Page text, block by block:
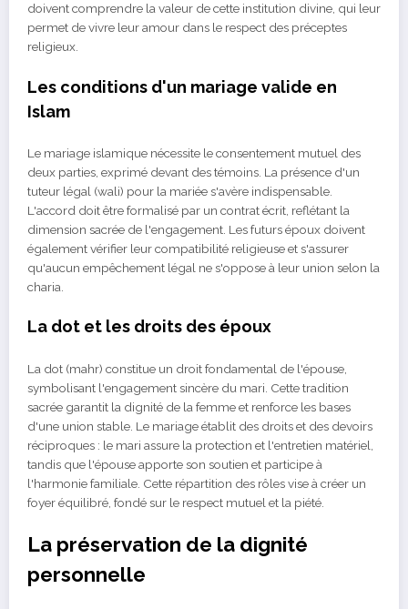
doivent comprendre la valeur de cette institution divine, qui leur
permet de vivre leur amour dans le respect des préceptes
religieux.
Les conditions d'un mariage valide en
Islam
Le mariage islamique nécessite le consentement mutuel des
deux parties, exprimé devant des témoins. La présence d'un
tuteur légal (wali) pour la mariée s'avère indispensable.
L'accord doit être formalisé par un contrat écrit, reflétant la
dimension sacrée de l'engagement. Les futurs époux doivent
également vérifier leur compatibilité religieuse et s'assurer
qu'aucun empêchement légal ne s'oppose à leur union selon la
charia.
La dot et les droits des époux
La dot (mahr) constitue un droit fondamental de l'épouse,
symbolisant l'engagement sincère du mari. Cette tradition
sacrée garantit la dignité de la femme et renforce les bases
d'une union stable. Le mariage établit des droits et des devoirs
réciproques : le mari assure la protection et l'entretien matériel,
tandis que l'épouse apporte son soutien et participe à
l'harmonie familiale. Cette répartition des rôles vise à créer un
foyer équilibré, fondé sur le respect mutuel et la piété.
La préservation de la dignité
personnelle